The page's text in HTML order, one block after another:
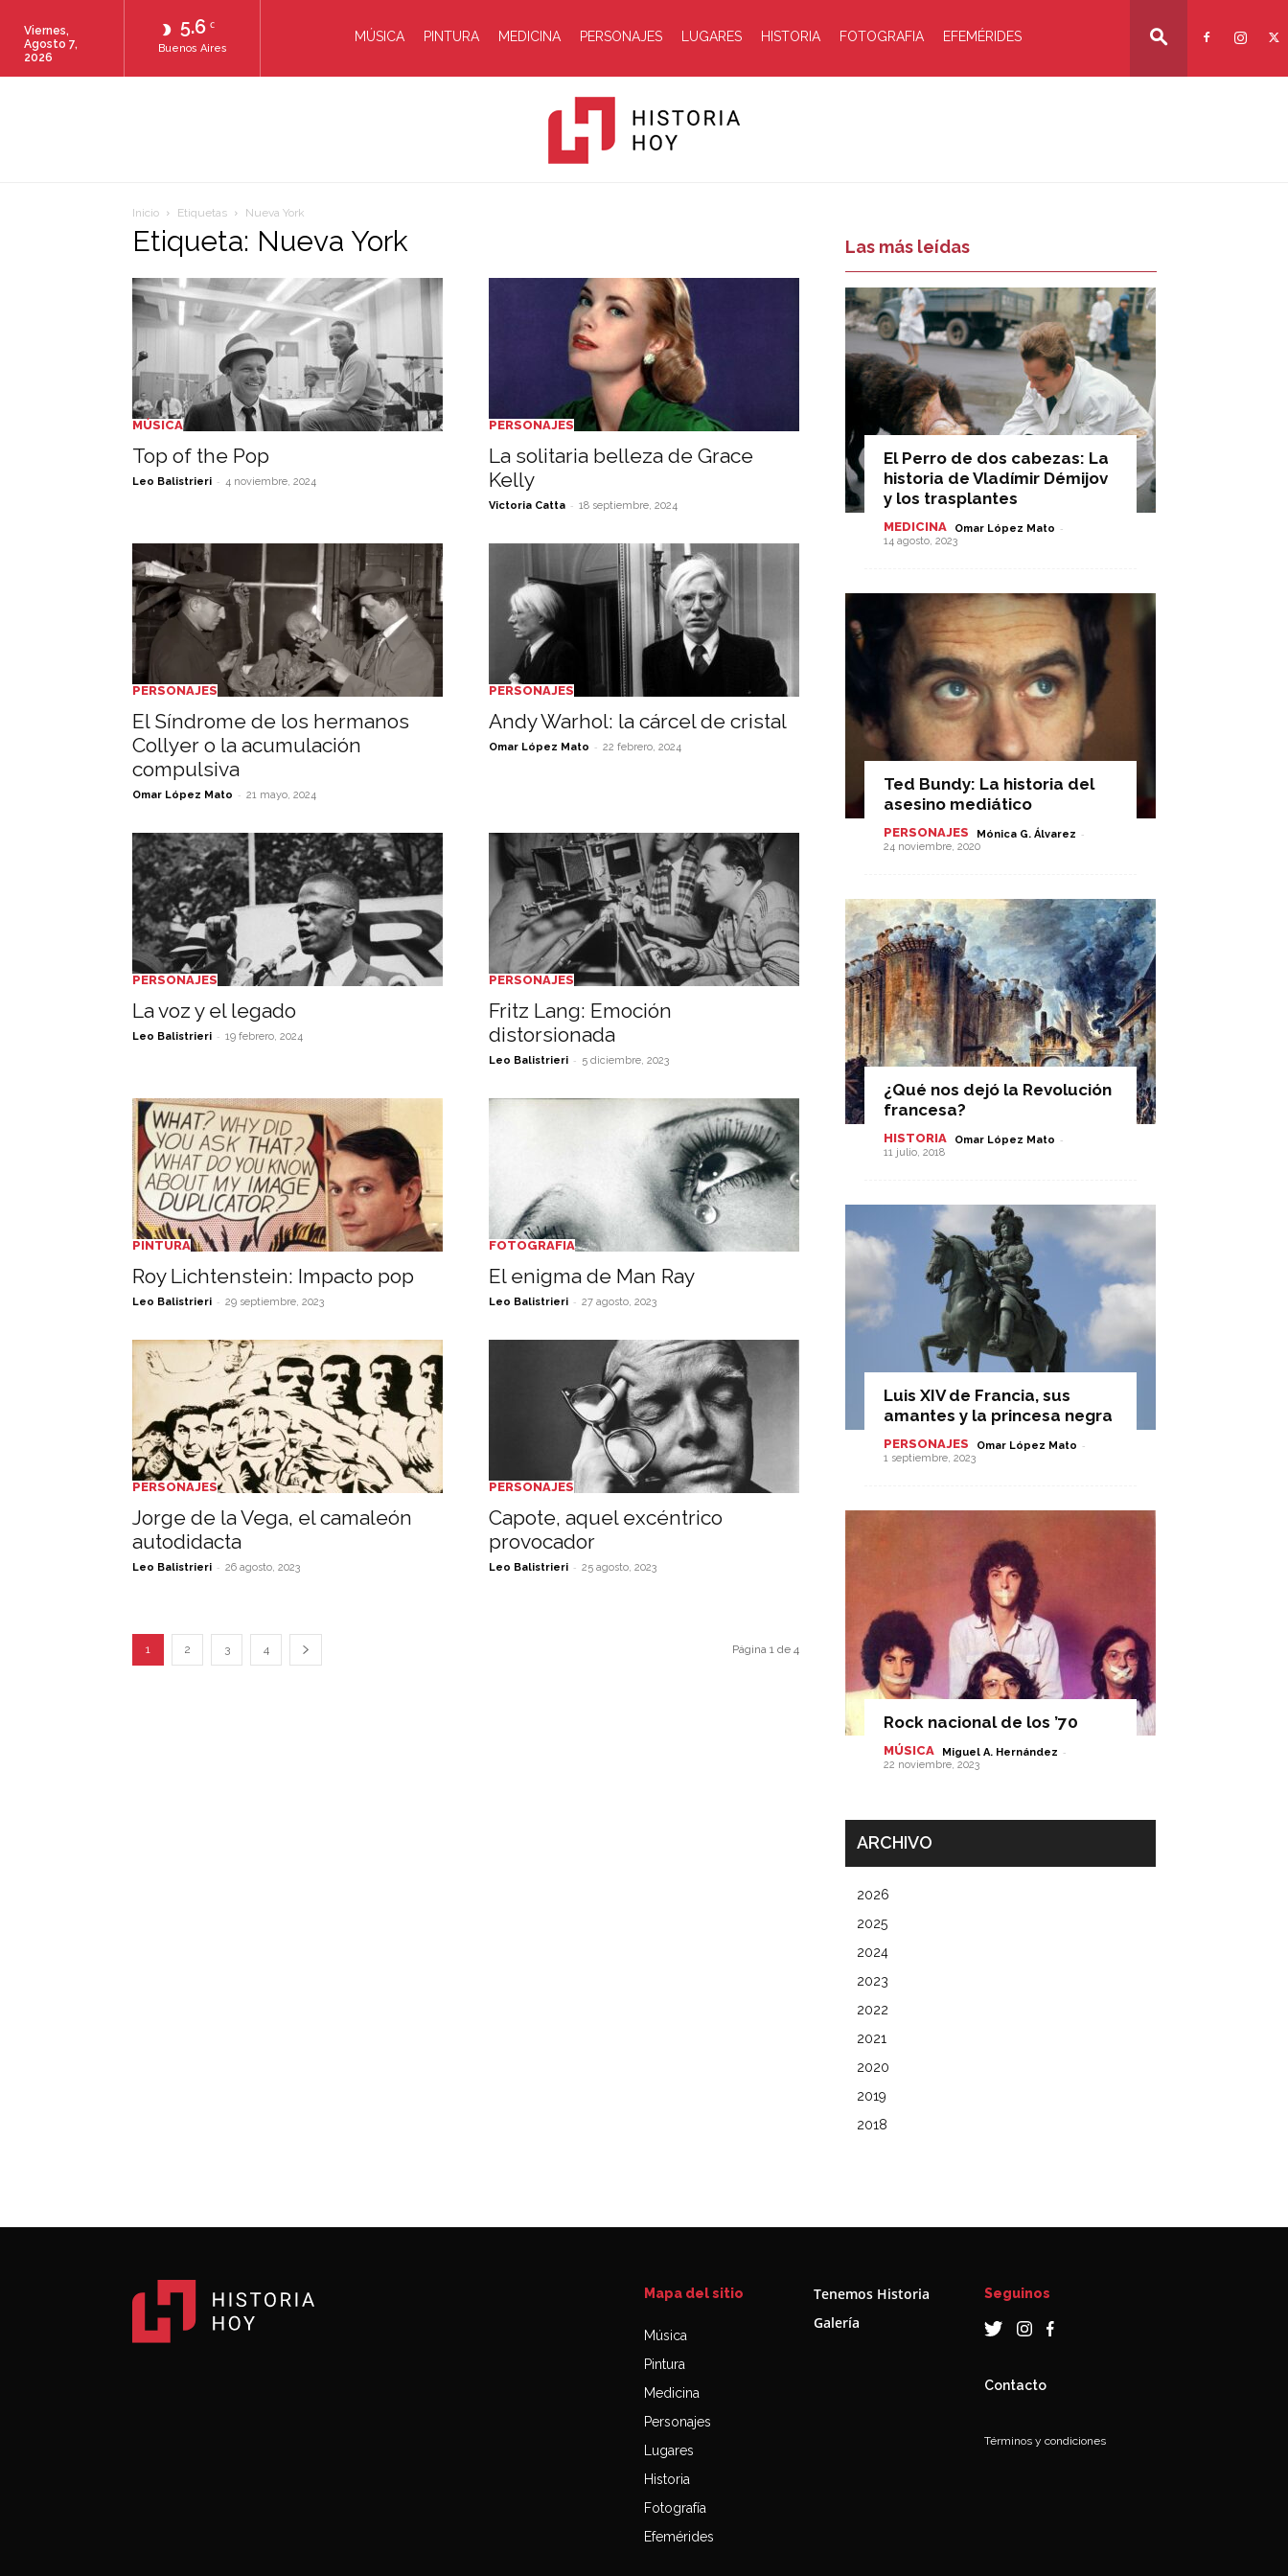
5.6 C
Buenos Aires
Viernes,
Agosto 7,
2026
MÚSICA PINTURA MEDICINA PERSONAJES LUGARES HISTORIA FOTOGRAFIA EFEMÉRIDES
Hoy
Inicio Etiquetas Nueva York
Etiqueta: Nueva York
MÚSICA
Top of the Pop
Leo Balistrieri - 4 noviembre, 2024
PERSONAJES
La solitaria belleza de Grace
Kelly
Victoria Catta - 18 septiembre, 2024
PERSONAJES
El Síndrome de los hermanos
Collyer o la acumulación
compulsiva
Omar López Mato - 21 mayo, 2024
PERSONAJES
Andy Warhol: la cárcel de cristal
Omar López Mato - 22 febrero, 2024
PERSONAJES
La voz y el legado
Leo Balistrieri - 19 febrero, 2024
PERSONAJES
Fritz Lang: Emoción
distorsionada
Leo Balistrieri - 5 diciembre, 2023
PINTURA
Roy Lichtenstein: Impacto pop
Leo Balistrieri - 29 septiembre, 2023
FOTOGRAFIA
El enigma de Man Ray
Leo Balistrieri - 27 agosto, 2023
PERSONAJES
Jorge de la Vega, el camaleón
autodidacta
Leo Balistrieri - 26 agosto, 2023
PERSONAJES
Capote, aquel excéntrico
provocador
Leo Balistrieri - 25 agosto, 2023
1 2 3 4 Página 1 de 4
Las más leídas
El Perro de dos cabezas: La
historia de Vladímir Démijov
y los trasplantes
MEDICINA Omar López Mato -
14 agosto, 2023
Ted Bundy: La historia del
asesino mediático
PERSONAJES Mónica G. Álvarez -
24 noviembre, 2020
¿Qué nos dejó la Revolución
francesa?
HISTORIA Omar López Mato -
11 julio, 2018
Luis XIV de Francia, sus
amantes y la princesa negra
PERSONAJES Omar López Mato -
1 septiembre, 2023
Rock nacional de los ’70
MÚSICA Miguel A. Hernández -
22 noviembre, 2023
ARCHIVO
2026
2025
2024
2023
2022
2021
2020
2019
2018
Mapa del sitio
Música
Pintura
Medicina
Personajes
Lugares
Historia
Fotografía
Efemérides
Tenemos Historia
Galería
Seguinos
Contacto
Términos y condiciones